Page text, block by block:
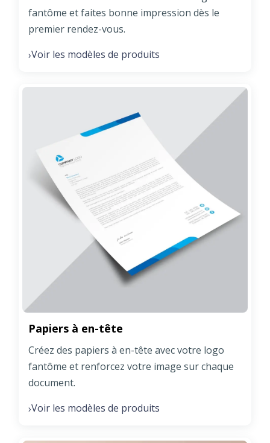
fantôme et faites bonne impression dès le
premier rendez-vous.
›Voir les modèles de produits
Papiers à en-tête
Créez des papiers à en-tête avec votre logo
fantôme et renforcez votre image sur chaque
document.
›Voir les modèles de produits